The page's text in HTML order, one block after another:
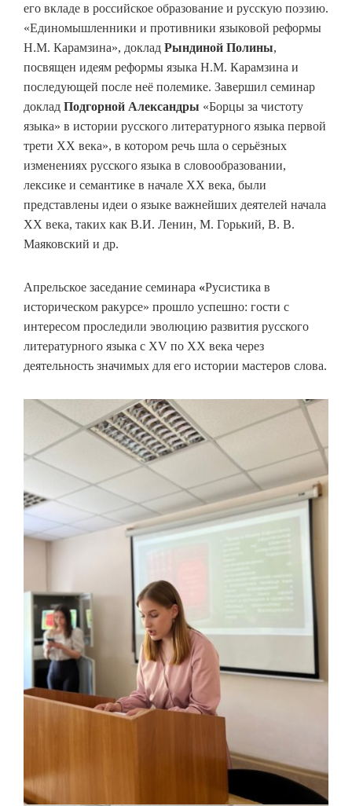
его вкладе в российское образование и русскую поэзию.
«Единомышленники и противники языковой реформы
Н.М. Карамзина», доклад Рындиной Полины,
посвящен идеям реформы языка Н.М. Карамзина и
последующей после неё полемике. Завершил семинар
доклад Подгорной Александры «Борцы за чистоту
языка» в истории русского литературного языка первой
трети XX века», в котором речь шла о серьёзных
изменениях русского языка в словообразовании,
лексике и семантике в начале XX века, были
представлены идеи о языке важнейших деятелей начала
ХХ века, таких как В.И. Ленин, М. Горький, В. В.
Маяковский и др.
Апрельское заседание семинара «Русистика в
историческом ракурсе» прошло успешно: гости с
интересом проследили эволюцию развития русского
литературного языка с XV по XX века через
деятельность значимых для его истории мастеров слова.